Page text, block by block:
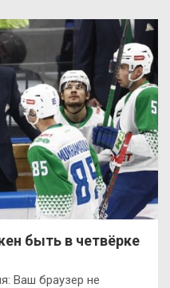
быть в четвёрке
Ваш браузер не